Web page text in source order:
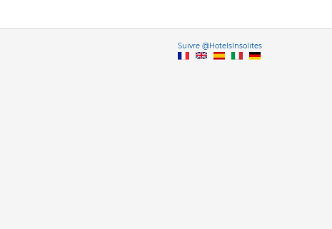
Suivre @HotelsInsolites